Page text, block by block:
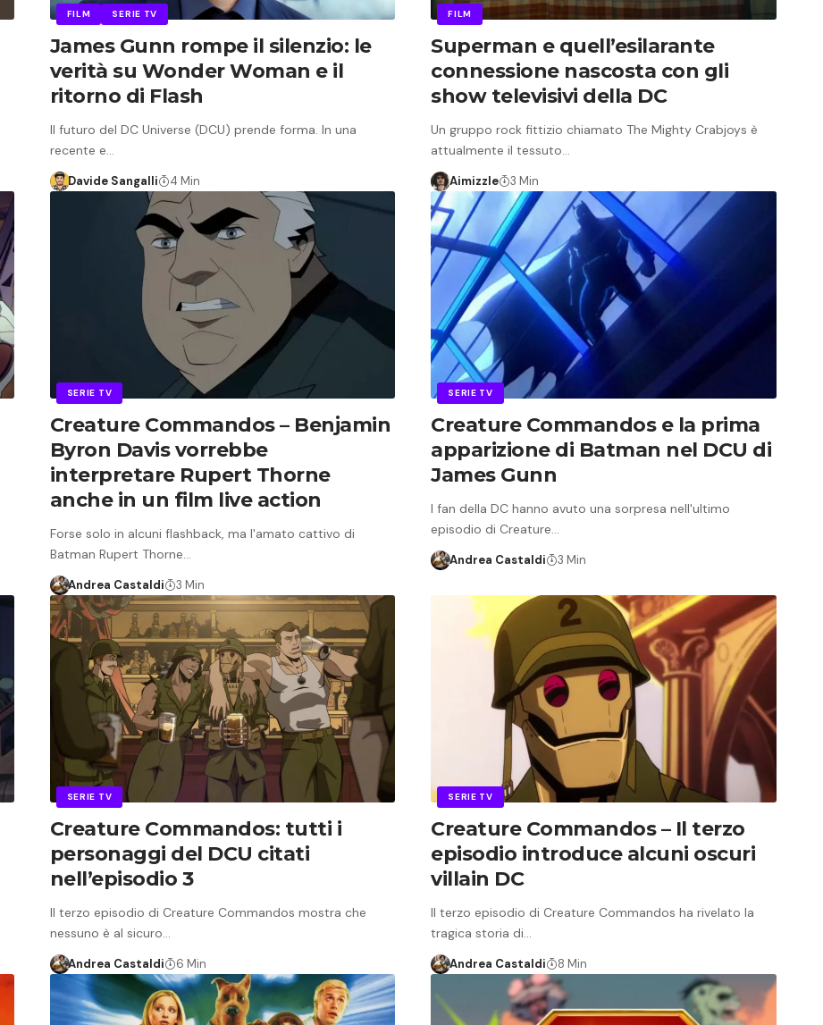
FILM SERIE TV
James Gunn rompe il silenzio: le
verità su Wonder Woman e il
ritorno di Flash
Il futuro del DC Universe (DCU) prende forma. In una
recente e…
Davide Sangalli 4 Min
FILM
Superman e quell’esilarante
connessione nascosta con gli
show televisivi della DC
Un gruppo rock fittizio chiamato The Mighty Crabjoys è
attualmente il tessuto…
Aimizzle 3 Min
SERIE TV
Creature Commandos – Benjamin
Byron Davis vorrebbe
interpretare Rupert Thorne
anche in un film live action
Forse solo in alcuni flashback, ma l'amato cattivo di
Batman Rupert Thorne…
Andrea Castaldi 3 Min
SERIE TV
Creature Commandos e la prima
apparizione di Batman nel DCU di
James Gunn
I fan della DC hanno avuto una sorpresa nell'ultimo
episodio di Creature…
Andrea Castaldi 3 Min
SERIE TV
Creature Commandos: tutti i
personaggi del DCU citati
nell’episodio 3
Il terzo episodio di Creature Commandos mostra che
nessuno è al sicuro…
Andrea Castaldi 6 Min
SERIE TV
Creature Commandos – Il terzo
episodio introduce alcuni oscuri
villain DC
Il terzo episodio di Creature Commandos ha rivelato la
tragica storia di…
Andrea Castaldi 8 Min